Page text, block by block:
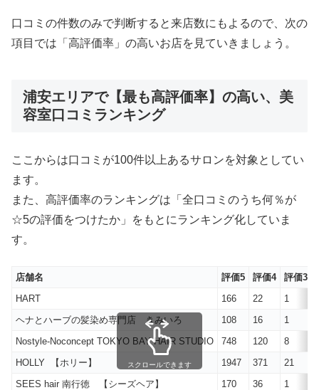
口コミの件数のみで判断すると来店数にもよるので、次の
項目では「高評価率」の高いお店を見ていきましょう。
浦安エリアで【最も高評価率】の高い、美
容室口コミランキング
ここからは口コミが100件以上あるサロンを対象としてい
ます。
また、高評価率のランキングは「全口コミのうち何％が
☆5の評価をつけたか」をもとにランキング化していま
す。
店舗名 評価5 評価4 評価3
HART
166 22 1
ヘナとハーブの髪染め専門店 きみいろ
108 16 1
Nostyle‐Noconcept TOKYO BAY HAIR STUDIO
748 120 8
HOLLY 【ホリー】
1947 371 21
SEES hair 南行徳 【シーズヘア】
170 36 1
スクロールできます